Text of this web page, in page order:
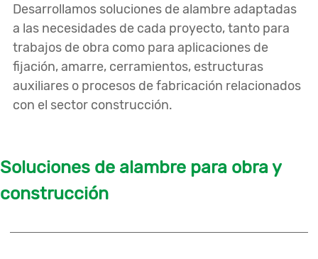
Desarrollamos soluciones de alambre adaptadas
a las necesidades de cada proyecto, tanto para
trabajos de obra como para aplicaciones de
fijación, amarre, cerramientos, estructuras
auxiliares o procesos de fabricación relacionados
con el sector construcción.
Soluciones de alambre para obra y
construcción